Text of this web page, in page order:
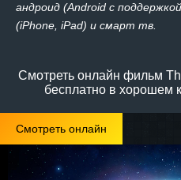
андроид (Android с
(iPhone, iPad) и смарт тв.
Смотреть онлайн фильм
бесплатно в хорошем
Смотреть онлайн